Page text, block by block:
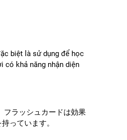
biệt là sử dụng để học
có khả năng nhận diện
フラッシュカードは効果
っています。